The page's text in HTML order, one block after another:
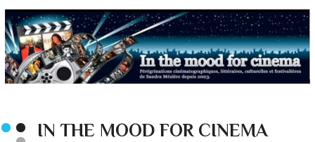
IN THE MOOD FOR CINEMA